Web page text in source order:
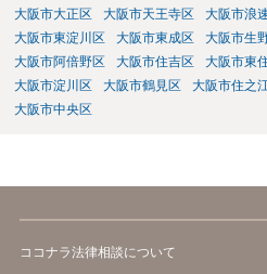
大阪市大正区
大阪市天王寺区 大阪市浪
大阪市東淀川区
大阪市東成区 大阪市生
大阪市阿倍野区
大阪市住吉区 大阪市東
大阪市淀川区
大阪市鶴見区 大阪市住之
大阪市中央区
ココナラ法律相談について